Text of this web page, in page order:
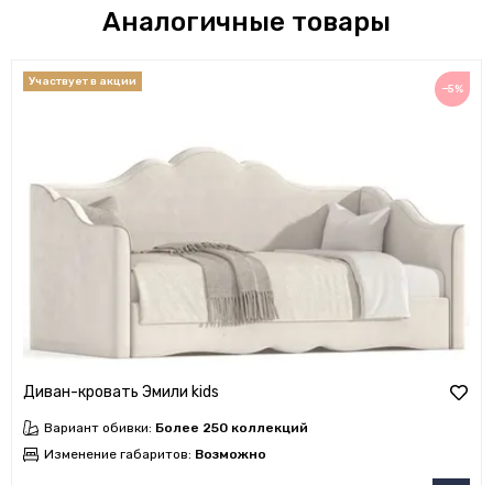
Аналогичные товары
−5%
Диван-кровать Эмили kids
Вариант обивки: Более 250 коллекций
Изменение габаритов: Возможно